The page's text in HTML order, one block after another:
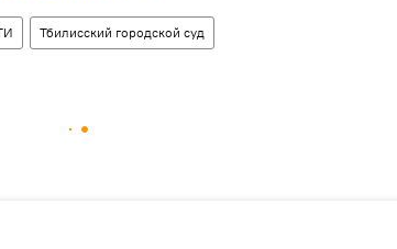
Тбилисский городской суд